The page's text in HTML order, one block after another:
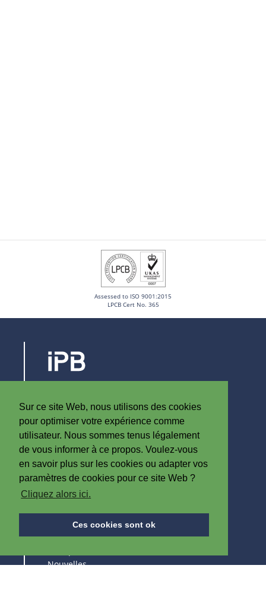
Sur ce site Web, nous utilisons des cookies
pour optimiser votre expérience comme
utilisateur. Nous sommes tenus légalement
de vous informer à ce propos. Voulez-vous
en savoir plus sur les cookies ou adapter vos
paramètres de cookies pour ce site Web ?
Cliquez alors ici.
Ces cookies sont ok
Assessed to ISO 9001:2015
LPCB Cert No. 365
8790 Waregem
Belgique
T+32 (0)56 60 79 19
F +32 (0)56 61 08 85
info@iplast.be
A PROPOS D'IPB
Nouvelles